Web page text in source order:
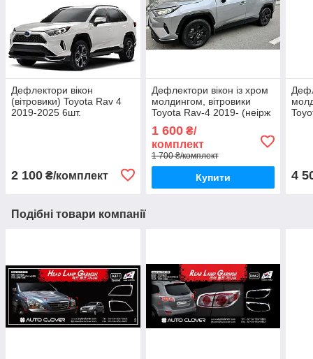
Дефлектори вікон
(вітровики) Toyota Rav 4
2019-2025 6шт.
2 100 ₴/комплект
Дефлектори вікон із хром
молдингом, вітровики
Toyota Rav-4 2019- (неірж
1 600₴/
комплект
1 700 ₴/комплект
Купити 4
Подібні товари компанії